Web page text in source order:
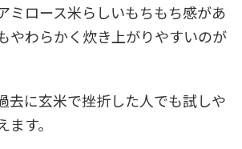
ミロース米らしいもちもち感があ
やわらかく炊き上がりやすいのが
去に玄米で挫折した人でも試しや
す。